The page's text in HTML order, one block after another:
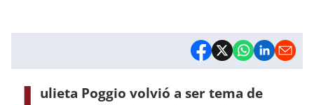
ulieta Poggio volvió a ser tema de